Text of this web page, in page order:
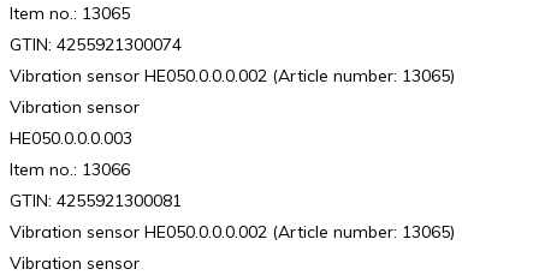
Item no.: 13065
GTIN: 4255921300074
Vibration sensor HE050.0.0.0.002 (Article number: 13065)
Vibration sensor
HE050.0.0.0.003
Item no.: 13066
GTIN: 4255921300081
Vibration sensor HE050.0.0.0.002 (Article number: 13065)
Vibration sensor